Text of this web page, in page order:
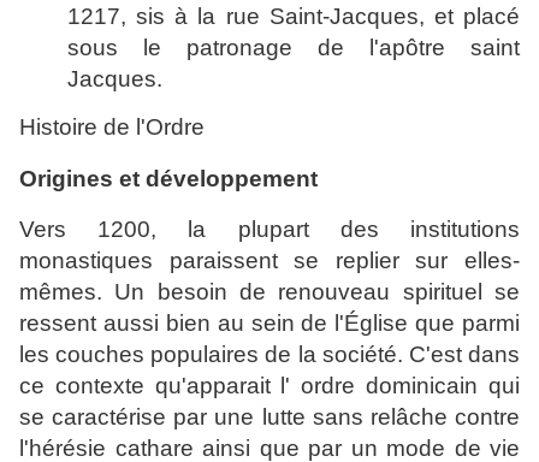
1217, sis à la rue Saint-Jacques, et placé
sous le patronage de l'apôtre saint
Jacques.
Histoire de l'Ordre
Origines et développement
Vers 1200, la plupart des institutions
monastiques paraissent se replier sur elles-
mêmes. Un besoin de renouveau spirituel se
ressent aussi bien au sein de l'Église que parmi
les couches populaires de la société. C'est dans
ce contexte qu'apparait l' ordre dominicain qui
se caractérise par une lutte sans relâche contre
l'hérésie cathare ainsi que par un mode de vie